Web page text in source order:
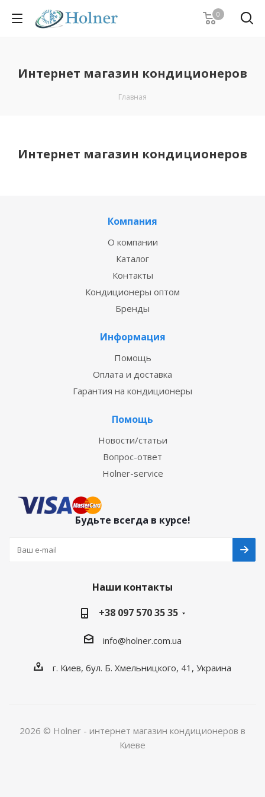
0
Интернет магазин кондиционеров
Главная
Интернет магазин кондиционеров
Компания
О компании
Каталог
Контакты
Кондиционеры оптом
Бренды
Информация
Помощь
Оплата и доставка
Гарантия на кондиционеры
Помощь
Новости/статьи
Вопрос-ответ
Holner-service
Будьте всегда в курсе!
Наши контакты
+38 097 570 35 35
info@holner.com.ua
г. Киев, бул. Б. Хмельницкого, 41, Украина
2026 © Holner - интернет магазин кондиционеров в
Киеве